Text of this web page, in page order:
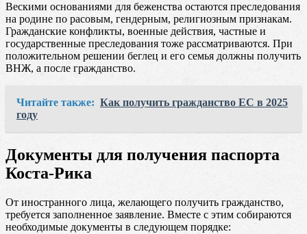
Вескими основаниями для беженства остаются преследования
на родине по расовым, гендерным, религиозным признакам.
Гражданские конфликты, военные действия, частные и
государственные преследования тоже рассматриваются. При
положительном решении беглец и его семья должны получить
ВНЖ, а после гражданство.
Читайте также: Как получить гражданство ЕС в 2025
году
Документы для получения паспорта
Коста-Рика
От иностранного лица, желающего получить гражданство,
требуется заполненное заявление. Вместе с этим собираются
необходимые документы в следующем порядке: